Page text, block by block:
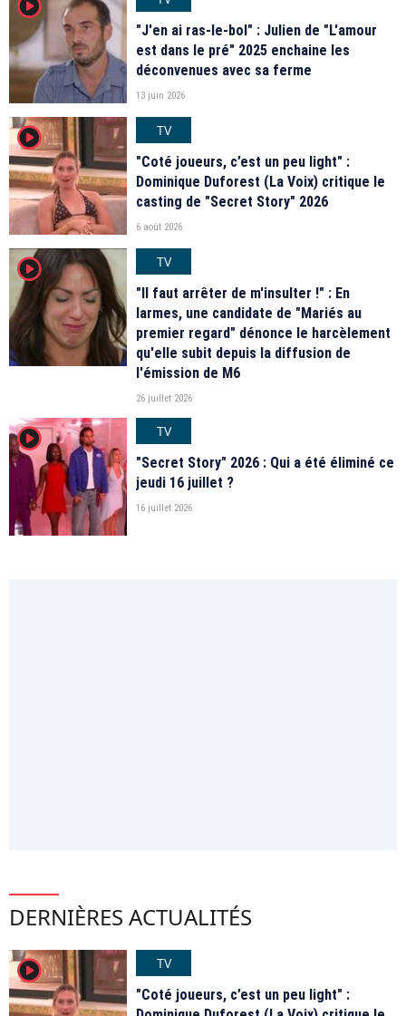
"J'en ai ras-le-bol" : Julien de "L'amour
est dans le pré" 2025 enchaine les
déconvenues avec sa ferme
13 juin 2026
player2
TV
"Coté joueurs, c’est un peu light" :
Dominique Duforest (La Voix) critique le
casting de "Secret Story" 2026
6 août 2026
player2
TV
"Il faut arrêter de m'insulter !" : En
larmes, une candidate de "Mariés au
premier regard" dénonce le harcèlement
qu'elle subit depuis la diffusion de
l'émission de M6
26 juillet 2026
player2
TV
"Secret Story" 2026 : Qui a été éliminé ce
jeudi 16 juillet ?
16 juillet 2026
DERNIÈRES ACTUALITÉS
player2
TV
"Coté joueurs, c’est un peu light" :